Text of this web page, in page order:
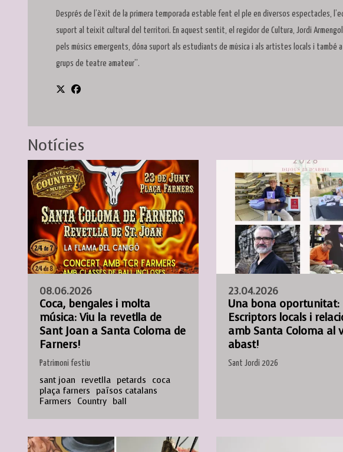
Després de l’èxit de la primera temporada estable fent el ple en diversos espectacles,
suport al teixit cultural del territori. En aquest sentit, el regidor de Cultura, Jordi
pels músics emergents, dóna suport als estudiants de música i als artistes locals i també
grups de teatre amateur”.
Notícies
08.06.2026
Coca, bengales i molta
música: Viu la revetlla de
Sant Joan a Santa Coloma de
Farners!
Patrimoni festiu
sant joan revetlla petards
coca
plaça farners països catalans
Farmers
Country ball
23.04.2026
Una bona oportunitat:
Escriptors locals i
amb Santa Coloma al
abast!
Sant Jordi 2026